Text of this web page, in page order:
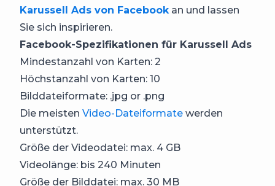
Karussell Ads von Facebookan und lassen
Sie sich inspirieren.
Facebook-Spezifikationen für Karussell Ads
Mindestanzahl von Karten: 2
Höchstanzahl von Karten: 10
Bilddateiformate: .jpg or .png
Die meisten Video-Dateiformate werden
unterstützt.
Größe der Videodatei: max. 4 GB
Videolänge: bis 240 Minuten
Größe der Bilddatei: max. 30 MB